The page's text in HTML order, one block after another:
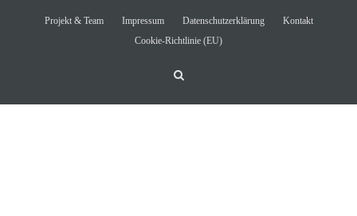
Projekt & Team Impressum Datenschutzerklärung
Kontakt
Cookie-Richtlinie (EU)